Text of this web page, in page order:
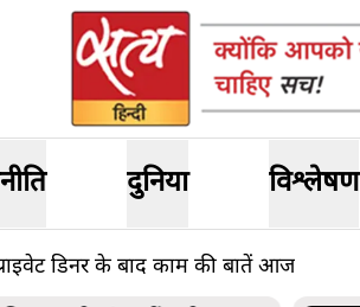
दुनिया विश्लेषण
डिनर के बाद काम की बातें आज